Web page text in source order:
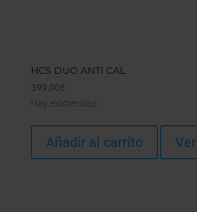
HCS DUO ANTI CAL
399,00€
Hay existencias
Añadir al carrito Ver